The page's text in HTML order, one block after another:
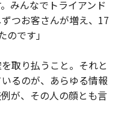
みんなでトライアンド
つお客さんが増え、17
です」
取り払うこと。それと
るのが、あらゆる情報
が、その人の顔とも言